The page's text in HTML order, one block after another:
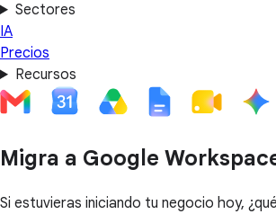
Sectores
IA
Precios
Recursos
Migra a Google
Si estuvieras iniciando tu negocio hoy,